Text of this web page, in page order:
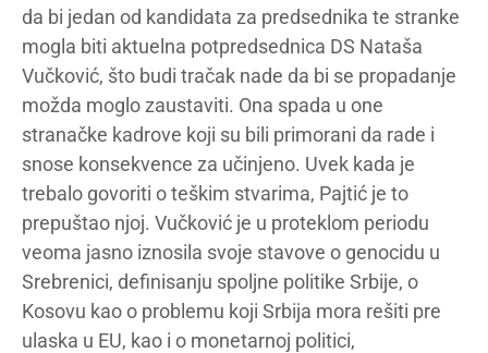
da bi jedan od kandidata za predsednika te stranke
mogla biti aktuelna potpredsednica DS Nataša
Vučković, što budi tračak nade da bi se propadanje
možda moglo zaustaviti. Ona spada u one
stranačke kadrove koji su bili primorani da rade i
snose konsekvence za učinjeno. Uvek kada je
trebalo govoriti o teškim stvarima, Pajtić je to
prepuštao njoj. Vučković je u proteklom periodu
veoma jasno iznosila svoje stavove o genocidu u
Srebrenici, definisanju spoljne politike Srbije, o
Kosovu kao o problemu koji Srbija mora rešiti pre
ulaska u EU, kao i o monetarnoj politici,